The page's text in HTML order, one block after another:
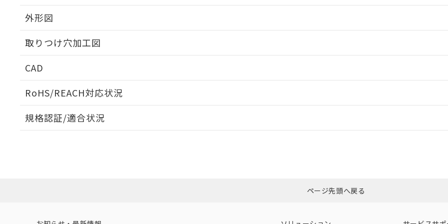
外形図
取りつけ穴加工図
CAD
RoHS/REACH対応状況
EU RoHS 注意事項・凡例
ダウンロードはこちら
規格認証/適合状況
（イギリス
（ノルウェー
（日本
（アメリカ
ページ先頭へ戻る